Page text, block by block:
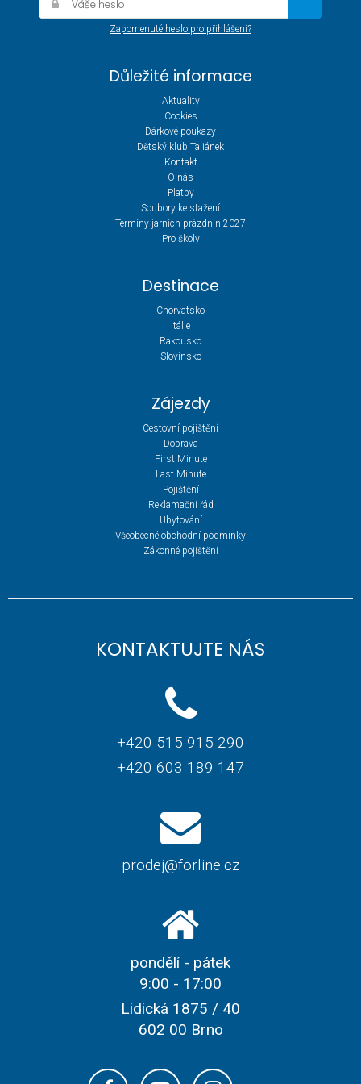
Zapomenuté heslo pro přihlášení?
Důležité informace
Aktuality
Cookies
Dárkové poukazy
Dětský klub Taliánek
Kontakt
O nás
Platby
Soubory ke stažení
Termíny jarních prázdnin 2027
Pro školy
Destinace
Chorvatsko
Itálie
Rakousko
Slovinsko
Zájezdy
Cestovní pojištění
Doprava
First Minute
Last Minute
Pojištění
Reklamační řád
Ubytování
Všeobecné obchodní podmínky
Zákonné pojištění
KONTAKTUJTE NÁS
+420 515 915 290
+420 603 189 147
prodej@forline.cz
pondělí - pátek
9:00 - 17:00
Lidická 1875 / 40
602 00 Brno